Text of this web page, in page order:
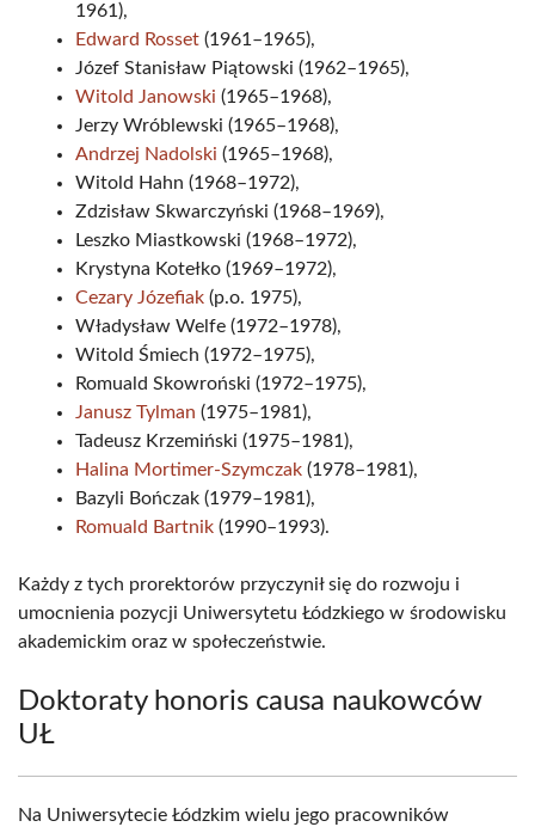
1961),
Edward Rosset (1961–1965),
Józef Stanisław Piątowski (1962–1965),
Witold Janowski (1965–1968),
Jerzy Wróblewski (1965–1968),
Andrzej Nadolski (1965–1968),
Witold Hahn (1968–1972),
Zdzisław Skwarczyński (1968–1969),
Leszko Miastkowski (1968–1972),
Krystyna Kotełko (1969–1972),
Cezary Józefiak (p.o. 1975),
Władysław Welfe (1972–1978),
Witold Śmiech (1972–1975),
Romuald Skowroński (1972–1975),
Janusz Tylman (1975–1981),
Tadeusz Krzemiński (1975–1981),
Halina Mortimer-Szymczak (1978–1981),
Bazyli Bończak (1979–1981),
Romuald Bartnik (1990–1993).
Każdy z tych prorektorów przyczynił się do rozwoju i
umocnienia pozycji Uniwersytetu Łódzkiego w środowisku
akademickim oraz w społeczeństwie.
Doktoraty honoris causa naukowców
UŁ
Na Uniwersytecie Łódzkim wielu jego pracowników